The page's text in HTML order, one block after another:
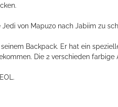
von Mapuzo nach Jabiim zu
Backpack. Er hat ein
Die 2 verschieden